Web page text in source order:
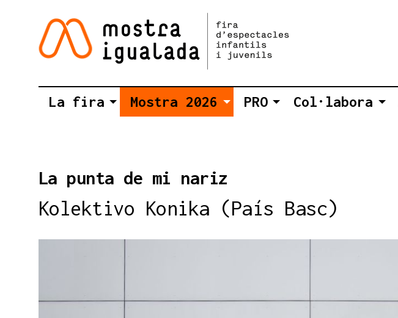
La fira Mostra 2026 PRO Col·labora
La punta de mi nariz
Kolektivo Konika (País Basc)